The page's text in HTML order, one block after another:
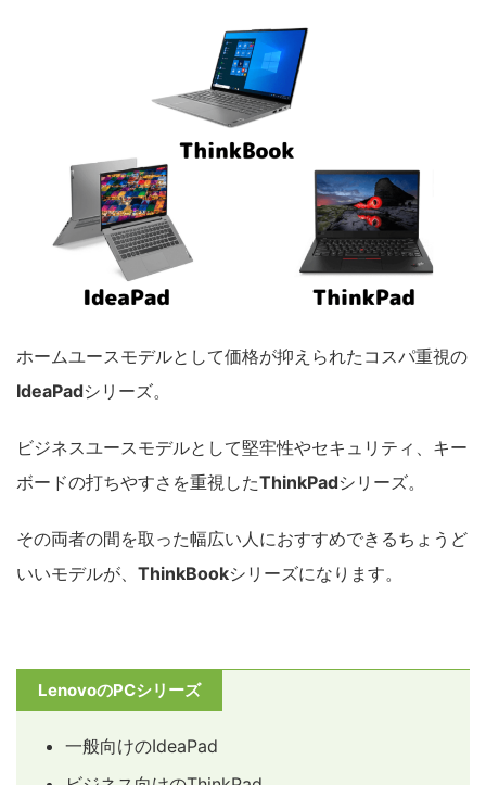
ホームユースモデルとして価格が抑えられたコスパ重視の
IdeaPadシリーズ。
ビジネスユースモデルとして堅牢性やセキュリティ、キー
ボードの打ちやすさを重視したThinkPadシリーズ。
その両者の間を取った幅広い人におすすめできるちょうど
いいモデルが、 ThinkBookシリーズになります。
LenovoのPCシリーズ
一般向けのIdeaPad